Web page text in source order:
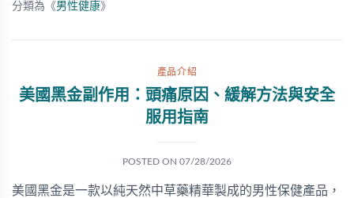
分類為《男性健康》
產品介紹
美國黑金副作用：頭痛原因、緩解方法與安全
服用指南
POSTED ON 07/28/2026
美國黑金是一款以純天然中草藥精華製成的男性保健產品，